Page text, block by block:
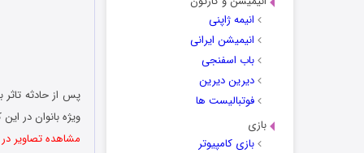
انیمه ژاپنی
انیمیشن ایرانی
باب اسفنجی
دیرین دیرین
فوتبالیست ها
بازی
بازی کامپیوتر
پس از حادثه
ویژه بانوان در
مشاهده تصاویر در